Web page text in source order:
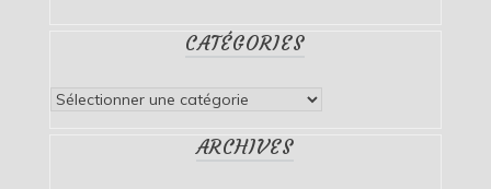
CATÉGORIES
Catégories
ARCHIVES